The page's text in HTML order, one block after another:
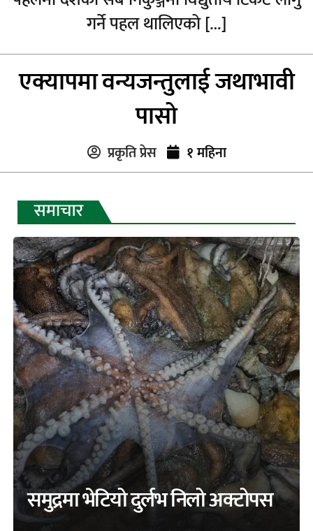
गर्ने पहल थालिएको […]
एक्यापमा वन्यजन्तुलाई जथाभावी
पासो
प्रकृति प्रेस १ महिना
समुद्रमा भेटियो दुर्लभ निलो अक्टोपस